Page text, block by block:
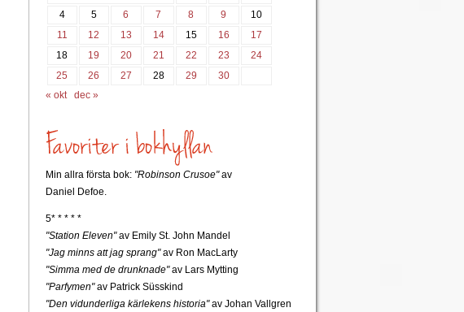
4
5 6 7 8 9
10
11
12 13 14 15 16
17
18
19 20 21 22 23
24
25
26 27 28 29
30
« okt
dec »
Min allra första bok: "Robinson Crusoe"av
Daniel Defoe.
5* * * * *
"Station Eleven"av Emily St. John Mandel
"Jag minns att jag sprang"av Ron MacLarty
"Simma med de drunknade"av Lars Mytting
"Parfymen"av Patrick Süsskind
"Den vidunderliga kärlekens historia"av Johan Vallgren